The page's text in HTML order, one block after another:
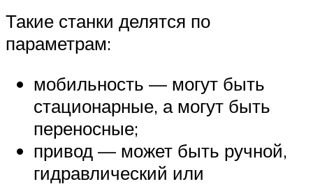
Такие станки делятся по
параметрам:
мобильность — могут быть
стационарные, а могут быть
переносные;
привод — может быть ручной,
гидравлический или